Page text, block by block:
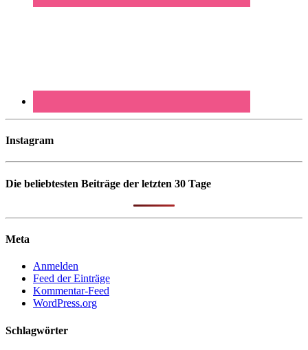
Instagram
Die beliebtesten Beiträge der letzten 30 Tage
Meta
Anmelden
Feed der Einträge
Kommentar-Feed
WordPress.org
Schlagwörter